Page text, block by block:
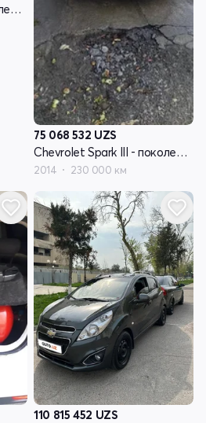
Chevrolet Spark III - поколение
75 068 532 UZS
Chevrolet Spark III - поколение
2014 230 000 км
110 815 452 UZS